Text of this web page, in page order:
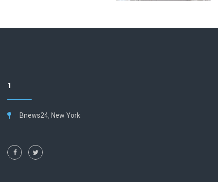
1
Bnews24, New York